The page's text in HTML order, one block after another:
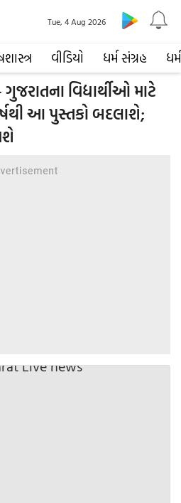
વીડિયો ધર્મ સંગ્રહ ધર્મ
Tue, 4 Aug 2026
વિદ્યાર્થીઓ માટે
આ પુસ્તકો બદલાશે;